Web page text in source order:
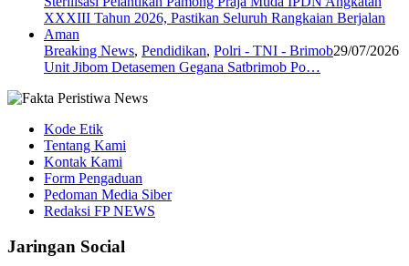
Breaking News, Pendidikan, Polri - TNI - Brimob29/07/2026
Unit Jibom Detasemen Gegana Satbrimob Po…
Kode Etik
Tentang Kami
Kontak Kami
Form Pengaduan
Pedoman Media Siber
Redaksi FP NEWS
Jaringan Social